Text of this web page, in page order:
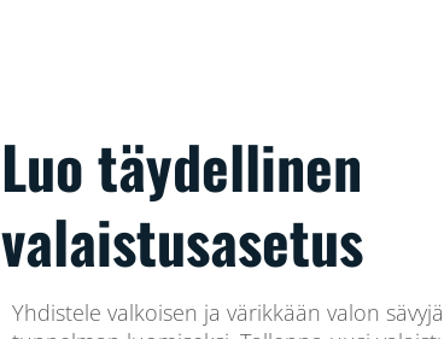
Luo täydellinen
valaistusasetus
Yhdistele valkoisen ja värikkään valon